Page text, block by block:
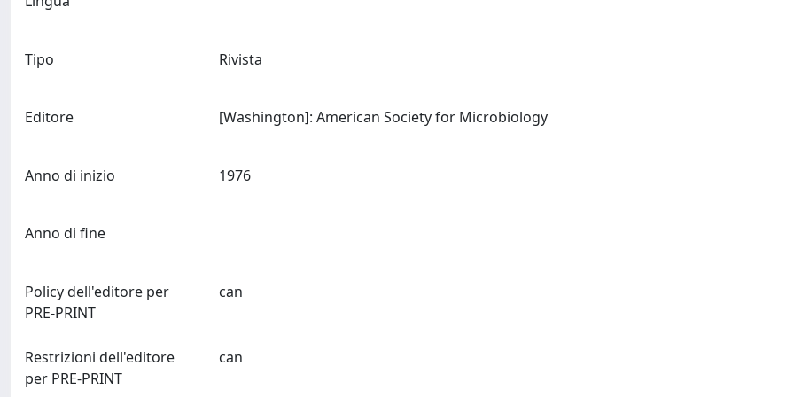
Tipo Rivista
Editore
Anno di inizio
Anno di fine
Policy dell'editore per
PRE-PRINT
Restrizioni dell'editore
per PRE-PRINT